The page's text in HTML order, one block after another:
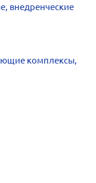
внедренческие
комплексы,